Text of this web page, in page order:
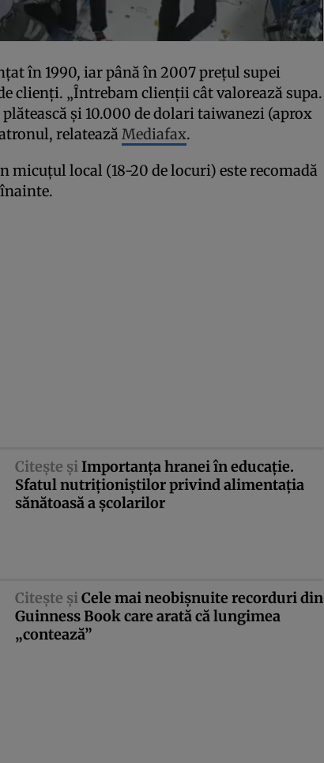
în 1990, iar până în 2007 preţul supei
clienţi. „Întrebam clienţii cât valorează supa.
şi 10.000 de dolari taiwanezi (aprox
relateazăMediafax.
micuţul local (18-20 de locuri) este recomadă
Citeşte şiImportanţa hranei în educaţie.
Sfatul nutriţioniştilor privind alimentaţia
sănătoasă a şcolarilor
Citeşte şiCele mai neobişnuite recorduri din
Guinness Book care arată că lungimea
„contează”